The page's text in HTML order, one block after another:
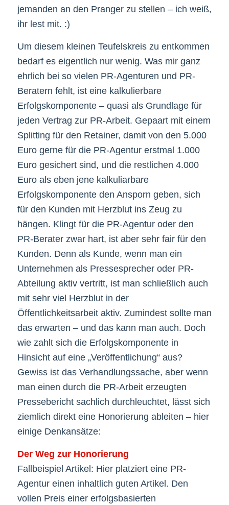
jemanden an den Pranger zu stellen – ich weiß,
ihr lest mit. :)
Um diesem kleinen Teufelskreis zu entkommen
bedarf es eigentlich nur wenig. Was mir ganz
ehrlich bei so vielen PR-Agenturen und PR-
Beratern fehlt, ist eine kalkulierbare
Erfolgskomponente – quasi als Grundlage für
jeden Vertrag zur PR-Arbeit. Gepaart mit einem
Splitting für den Retainer, damit von den 5.000
Euro gerne für die PR-Agentur erstmal 1.000
Euro gesichert sind, und die restlichen 4.000
Euro als eben jene kalkuliarbare
Erfolgskomponente den Ansporn geben, sich
für den Kunden mit Herzblut ins Zeug zu
hängen. Klingt für die PR-Agentur oder den
PR-Berater zwar hart, ist aber sehr fair für den
Kunden. Denn als Kunde, wenn man ein
Unternehmen als Pressesprecher oder PR-
Abteilung aktiv vertritt, ist man schließlich auch
mit sehr viel Herzblut in der
Öffentlichkeitsarbeit aktiv. Zumindest sollte man
das erwarten – und das kann man auch. Doch
wie zahlt sich die Erfolgskomponente in
Hinsicht auf eine „Veröffentlichung“ aus?
Gewiss ist das Verhandlungssache, aber wenn
man einen durch die PR-Arbeit erzeugten
Pressebericht sachlich durchleuchtet, lässt sich
ziemlich direkt eine Honorierung ableiten – hier
einige Denkansätze:
Der Weg zur Honorierung
Fallbeispiel Artikel: Hier platziert eine PR-
Agentur einen inhaltlich guten Artikel. Den
vollen Preis einer erfolgsbasierten